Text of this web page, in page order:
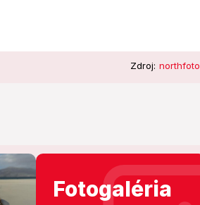
Zdroj: northfoto
Fotogaléria